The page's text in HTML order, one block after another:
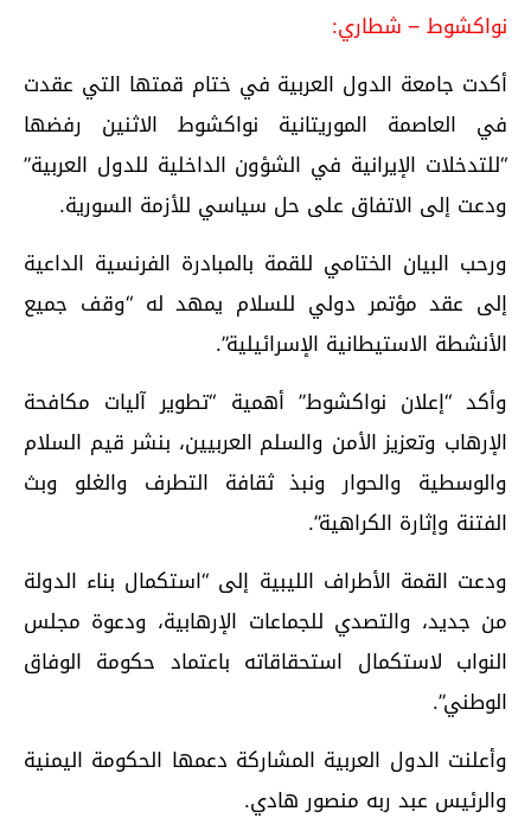
نواكشوط – شطاري:
أكدت جامعة الدول العربية في ختام قمتها التي عقدت
في العاصمة الموريتانية نواكشوط الاثنين رفضها
“للتدخلات الإيرانية في الشؤون الداخلية للدول العربية”
ودعت إلى الاتفاق على حل سياسي للأزمة السورية.
ورحب البيان الختامي للقمة بالمبادرة الفرنسية الداعية
إلى عقد مؤتمر دولي للسلام يمهد له “وقف جميع
الأنشطة الاستيطانية الإسرائيلية”.
وأكد “إعلان نواكشوط” أهمية “تطوير آليات مكافحة
الإرهاب وتعزيز الأمن والسلم العربيين، بنشر قيم السلام
والوسطية والحوار ونبذ ثقافة التطرف والغلو وبث
الفتنة وإثارة الكراهية”.
ودعت القمة الأطراف الليبية إلى “استكمال بناء الدولة
من جديد، والتصدي للجماعات الإرهابية، ودعوة مجلس
النواب لاستكمال استحقاقاته باعتماد حكومة الوفاق
الوطني”.
وأعلنت الدول العربية المشاركة دعمها الحكومة اليمنية
والرئيس عبد ربه منصور هادي.